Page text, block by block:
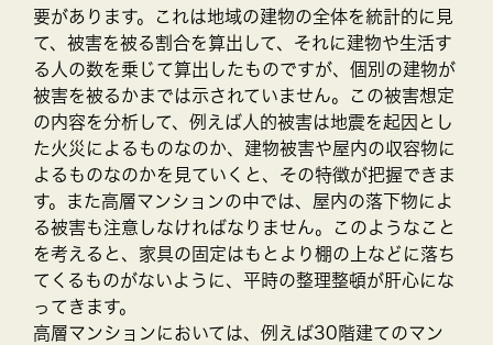
要があります。これは地域の建物の全体を統計的に見
て、被害を被る割合を算出して、それに建物や生活す
る人の数を乗じて算出したものですが、個別の建物が
被害を被るかまでは示されていません。この被害想定
の内容を分析して、例えば人的被害は地震を起因とし
た火災によるものなのか、建物被害や屋内の収容物に
よるものなのかを見ていくと、その特徴が把握できま
す。また高層マンションの中では、屋内の落下物によ
る被害も注意しなければなりません。このようなこと
を考えると、家具の固定はもとより棚の上などに落ち
てくるものがないように、平時の整理整頓が肝心にな
ってきます。
高層マンションにおいては、例えば30階建てのマン